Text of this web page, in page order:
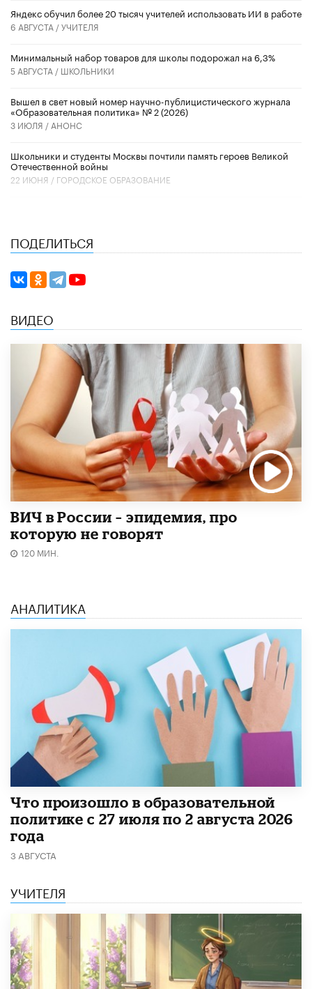
​Яндекс обучил более 20 тысяч учителей использовать ИИ в работе
6 АВГУСТА /УЧИТЕЛЯ
Минимальный набор товаров для школы подорожал на 6,3%
5 АВГУСТА / ШКОЛЬНИКИ
Вышел в свет новый номер научно-публицистического журнала
«Образовательная политика» № 2 (2026)
3 ИЮЛЯ / АНОНС
Школьники и студенты Москвы почтили память героев Великой
Отечественной войны
22 ИЮНЯ / ГОРОДСКОЕ ОБРАЗОВАНИЕ
ПОДЕЛИТЬСЯ
ВИДЕО
ВИЧ в России – эпидемия, про
которую не говорят
120 МИН.
АНАЛИТИКА
​Что произошло в образовательной
политике с 27 июля по 2 августа 2026
года
3 АВГУСТА
УЧИТЕЛЯ